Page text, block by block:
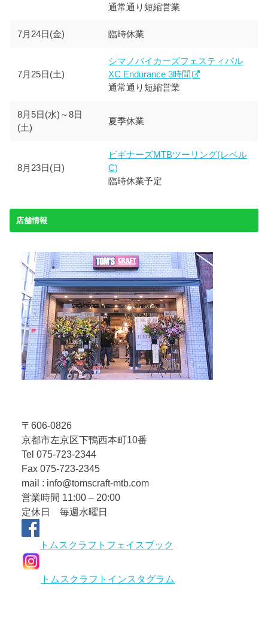
通常通り短縮営業
7月24日(金) 臨時休業
7月25日(土)
シマノバイカーズフェスティバル
XC Endurance 3時間
通常通り短縮営業
8月5日(水)～8日
(土)
夏季休業
8月23日(日)
ビギナーズMTBツーリング(レベル
C)
臨時休業予定
店舗情報
〒606-0826
京都市左京区下鴨西本町10番
Tel 075-723-2344
Fax 075-723-2345
mail : info@tomscraft-mtb.com
営業時間 11:00 – 20:00
定休日 毎週水曜日
トムスクラフトフェイスブック
トムスクラフトインスタグラム